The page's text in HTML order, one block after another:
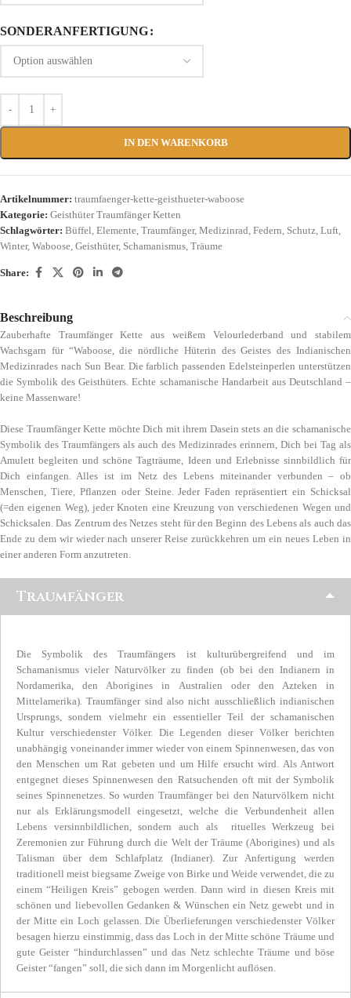
SONDERANFERTIGUNG
IN DEN WARENKORB
Artikelnummer: traumfaenger-kette-geisthueter-waboose
Kategorie: Geisthüter Traumfänger Ketten
Schlagwörter: Büffel Elemente Traumfänger, Medizinrad Federn Schutz Luft
Winter, Waboose Geisthüter, Schamanismus Träume
Share:
Beschreibung
Zauberhafte Traumfänger Kette aus weißem Velourlederband und stabilem
Wachsgarn für “Waboose, die nördliche Hüterin des Geistes des Indianischen
Medizinrades nach Sun Bear. Die farblich passenden Edelsteinperlen unterstützen
die Symbolik des Geisthüters. Echte schamanische Handarbeit aus Deutschland –
keine Massenware!
Diese Traumfänger Kette möchte Dich mit ihrem Dasein stets an die schamanische
Symbolik des Traumfängers als auch des Medizinrades erinnern, Dich bei Tag als
Amulett begleiten und schöne Tagträume, Ideen und Erlebnisse sinnbildlich für
Dich einfangen. Alles ist im Netz des Lebens miteinander verbunden – ob
Menschen, Tiere, Pflanzen oder Steine. Jeder Faden repräsentiert ein Schicksal
(=den eigenen Weg), jeder Knoten eine Kreuzung von verschiedenen Wegen und
Schicksalen. Das Zentrum des Netzes steht für den Beginn des Lebens als auch das
Ende zu dem wir wieder nach unserer Reise zurückkehren um ein neues Leben in
einer anderen Form anzutreten.
Traumfänger
Die Symbolik des Traumfängers ist kulturübergreifend und im
Schamanismus vieler Naturvölker zu finden (ob bei den Indianern in
Nordamerika, den Aborigines in Australien oder den Azteken in
Mittelamerika). Traumfänger sind also nicht ausschließlich indianischen
Ursprungs, sondern vielmehr ein essentieller Teil der schamanischen
Kultur verschiedenster Völker. Die Legenden dieser Völker berichten
unabhängig voneinander immer wieder von einem Spinnenwesen, das von
den Menschen um Rat gebeten und um Hilfe ersucht wird. Als Antwort
entgegnet dieses Spinnenwesen den Ratsuchenden oft mit der Symbolik
seines Spinnenetzes. So wurden Traumfänger bei den Naturvölkern nicht
nur als Erklärungsmodell eingesetzt, welche die Verbundenheit allen
Lebens versinnbildlichen, sondern auch als rituelles Werkzeug bei
Zeremonien zur Führung durch die Welt der Träume (Aborigines) und als
Talisman über dem Schlafplatz (Indianer). Zur Anfertigung werden
traditionell meist biegsame Zweige von Birke und Weide verwendet, die zu
einem “Heiligen Kreis” gebogen werden. Dann wird in diesen Kreis mit
schönen und liebevollen Gedanken & Wünschen ein Netz gewebt und in
der Mitte ein Loch gelassen. Die Überlieferungen verschiedenster Völker
besagen hierzu einstimmig, dass das Loch in der Mitte schöne Träume und
gute Geister “hindurchlassen” und das Netz schlechte Träume und böse
Geister “fangen” soll, die sich dann im Morgenlicht auflösen.